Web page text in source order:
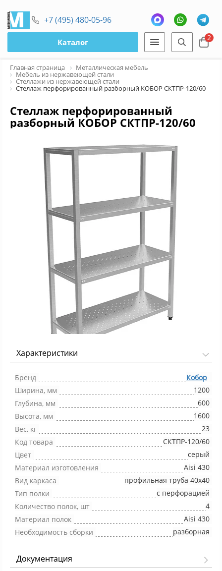
+7 (495) 480-05-96
Каталог 2
Главная страница Металлическая мебель
Мебель из нержавеющей стали
Стеллажи из нержавеющей стали
Стеллаж перфорированный разборный КОБОР СКТПР-120/60
Стеллаж перфорированный
разборный КОБОР СКТПР-120/60
Характеристики
Бренд
Кобор
Ширина, мм
1200
Глубина, мм
600
Высота, мм
1600
Вес, кг
23
Код товара
СКТПР-120/60
Цвет
серый
Материал изготовления
Aisi 430
Вид каркаса
профильная труба 40х40
Тип полки
с перфорацией
Количество полок, шт
4
Материал полок
Aisi 430
Необходимость сборки
разборная
Документация